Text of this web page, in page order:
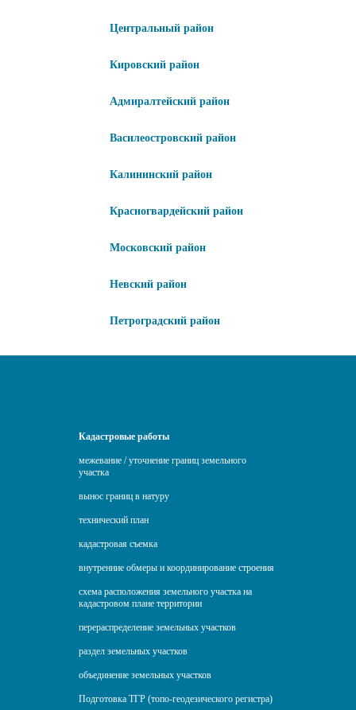
Центральный район
Кировский район
Адмиралтейский район
Василеостровский район
Калининский район
Красногвардейский район
Московский район
Невский район
Петроградский район
Кадастровые работы
межевание / уточнение границ земельного
участка
вынос границ в натуру
технический план
кадастровая съемка
внутренние обмеры и координирование строения
схема расположения земельного участка на
кадастровом плане территории
перераспределение земельных участков
раздел земельных участков
объединение земельных участков
Подготовка ТГР (топо-геодезического регистра)